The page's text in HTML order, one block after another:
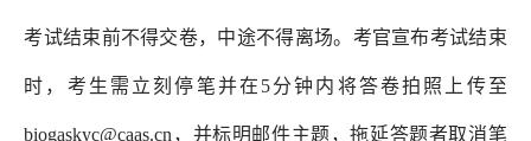
考试结束前不得交卷，中途不得离场。考官宣布考试结束
时，考生需立刻停笔并在5分钟内将答卷拍照上传至
biogaskyc@caas.cn，并标明邮件主题，拖延答题者取消笔